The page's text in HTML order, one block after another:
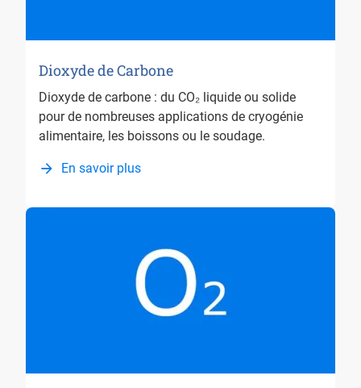
Dioxyde de Carbone
Dioxyde de carbone : du CO₂ liquide ou solide
pour de nombreuses applications de cryogénie
alimentaire, les boissons ou le soudage.
En savoir plus